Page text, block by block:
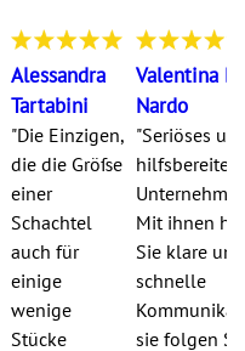
Alessandra
Tartabini
"Die Einzigen,
die die Größe
einer
Schachtel
auch für
einige
wenige
Stücke
Valentina Di
Nardo
"Seriöses
hilfsbereites
Mit ihnen
Sie klare und
schnelle
sie folgen